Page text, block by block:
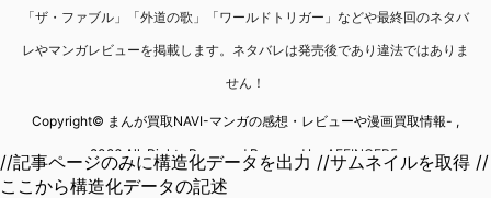
「ザ・ファブル」「外道の歌」「ワールドトリガー」などや最終回のネタバ
レやマンガレビューを掲載します。ネタバレは発売後であり違法ではありま
せん！
Copyright© まんが買取NAVI-マンガの感想・レビューや漫画買取情報- ,
2026 All Rights Reserved Powered by AFFINGER5
//記事ページのみに構造化データを出力 //サムネイルを取得 //
ここから構造化データの記述